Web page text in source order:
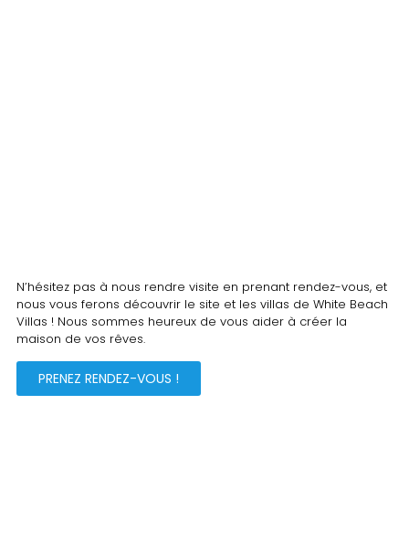
N’hésitez pas à nous rendre visite en prenant rendez-vous, et
nous vous ferons découvrir le site et les villas de White Beach
Villas ! Nous sommes heureux de vous aider à créer la
maison de vos rêves.
PRENEZ RENDEZ-VOUS !